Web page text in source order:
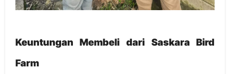
Keuntungan Membeli dari Saskara Bird
Farm